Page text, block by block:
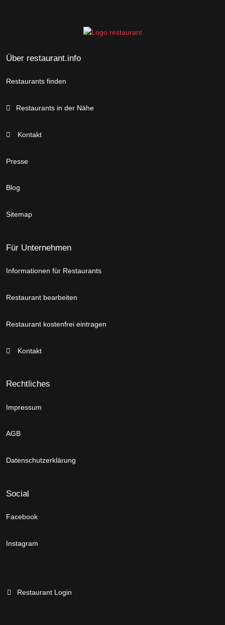
Über restaurant.info
Restaurants finden
Restaurants in der Nähe
Kontakt
Presse
Blog
Sitemap
Für Unternehmen
Informationen für Restaurants
Restaurant bearbeiten
Restaurant kostenfrei eintragen
Kontakt
Rechtliches
Impressum
AGB
Datenschutzerklärung
Social
Facebook
Instagram
Restaurant Login